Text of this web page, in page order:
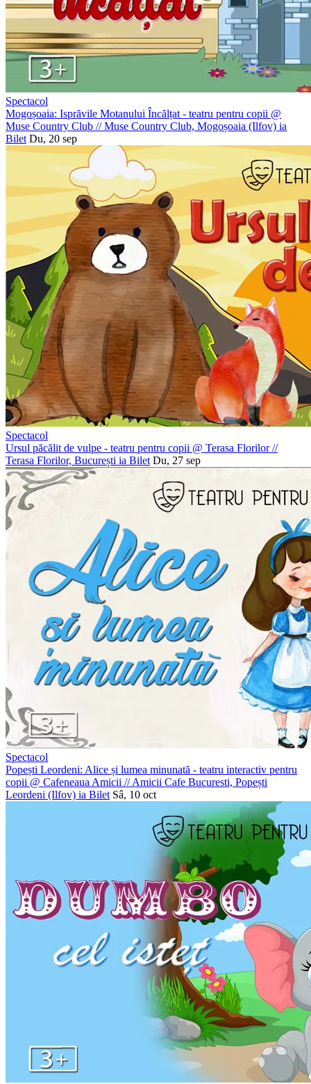
Spectacol
Mogoșoaia: Isprăvile Motanului Încălțat - teatru pentru copii @
Muse Country Club //Muse Country Club, Mogoșoaia (Ilfov) ia
Bilet Du, 20 sep
Spectacol
Ursul păcălit de vulpe - teatru pentru copii @ Terasa Florilor//
Terasa Florilor, București ia Bilet Du, 27 sep
Spectacol
Popești Leordeni: Alice și lumea minunată - teatru interactiv pentru
copii @ Cafeneaua Amicii //Amicii Cafe Bucuresti, Popești
Leordeni (Ilfov) ia Bilet Sâ, 10 oct